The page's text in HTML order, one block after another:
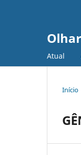
Atual
Início